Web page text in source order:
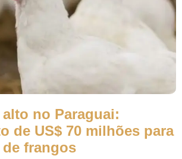
no Paraguai:
de US$ 70 milhões para
frangos